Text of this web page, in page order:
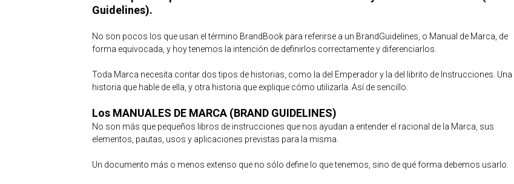
Guidelines).
No son pocos los que usan el término BrandBook para referirse a un BrandGuidelines, o Manual de Marca, de
forma equivocada, y hoy tenemos la intención de definirlos correctamente y diferenciarlos.
Toda Marca necesita contar dos tipos de historias, como la del Emperador y la del librito de Instrucciones. Una
historia que hable de ella, y otra historia que explique cómo utilizarla. Así de sencillo.
Los MANUALES DE MARCA (BRAND GUIDELINES)
No son más que pequeños libros de instrucciones que nos ayudan a entender el racional de la Marca, sus
elementos, pautas, usos y aplicaciones previstas para la misma.
Un documento más o menos extenso que no sólo define lo que tenemos, sino de qué forma debemos usarlo.